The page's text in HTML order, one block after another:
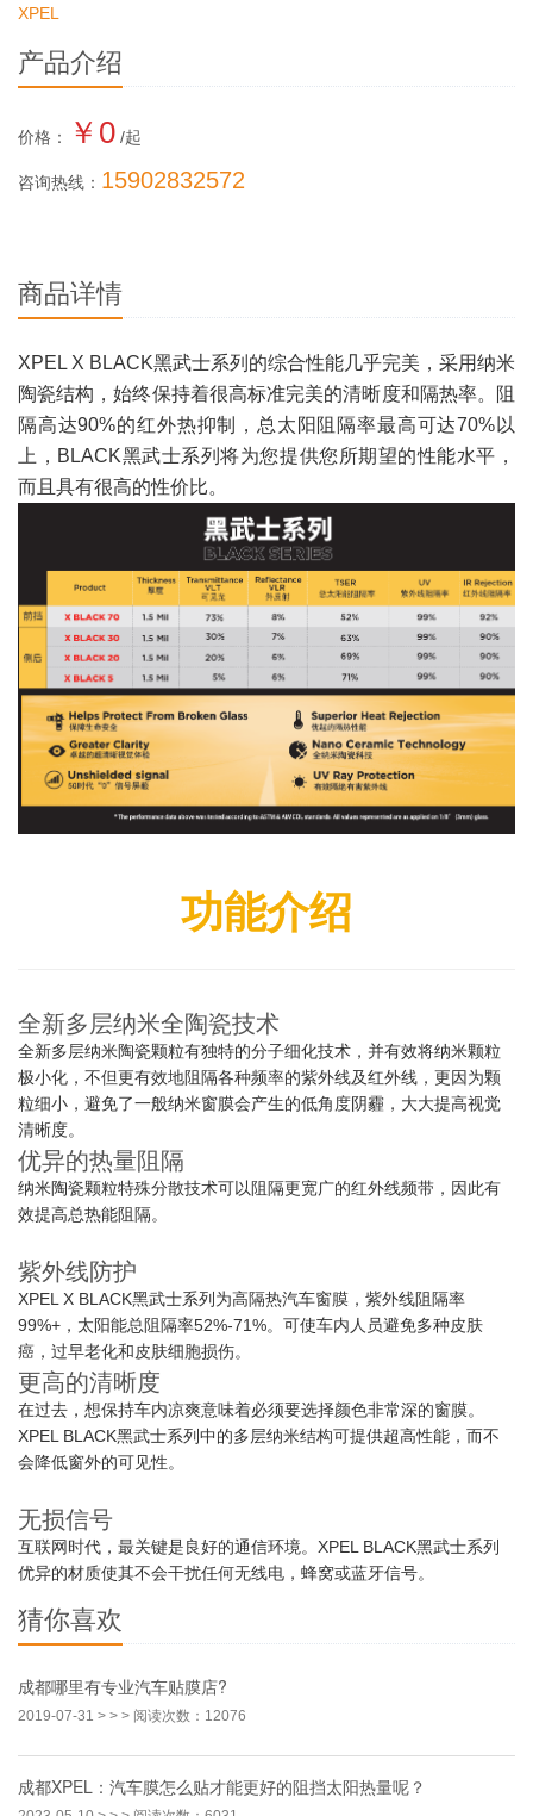
XPEL
产品介绍
价格： ￥0 /起
咨询热线： 15902832572
商品详情
XPEL X BLACK黑武士系列的综合性能几乎完美，采用纳米
陶瓷结构，始终保持着很高标准完美的清晰度和隔热率。阻
隔高达90%的红外热抑制，总太阳阻隔率最高可达70%以
上，BLACK黑武士系列将为您提供您所期望的性能水平，
而且具有很高的性价比。
功能介绍
全新多层纳米全陶瓷技术
全新多层纳米陶瓷颗粒有独特的分子细化技术，并有效将纳米颗粒
极小化，不但更有效地阻隔各种频率的紫外线及红外线，更因为颗
粒细小，避免了一般纳米窗膜会产生的低角度阴霾，大大提高视觉
清晰度。
优异的热量阻隔
纳米陶瓷颗粒特殊分散技术可以阻隔更宽广的红外线频带，因此有
效提高总热能阻隔。
紫外线防护
XPEL X BLACK黑武士系列为高隔热汽车窗膜，紫外线阻隔率
99%+，太阳能总阻隔率52%-71%。可使车内人员避免多种皮肤
癌，过早老化和皮肤细胞损伤。
更高的清晰度
在过去，想保持车内凉爽意味着必须要选择颜色非常深的窗膜。
XPEL BLACK黑武士系列中的多层纳米结构可提供超高性能，而不
会降低窗外的可见性。
无损信号
互联网时代，最关键是良好的通信环境。XPEL BLACK黑武士系列
优异的材质使其不会干扰任何无线电，蜂窝或蓝牙信号。
猜你喜欢
成都哪里有专业汽车贴膜店?
2019-07-31 > > > 阅读次数：12076
成都XPEL：汽车膜怎么贴才能更好的阻挡太阳热量呢？